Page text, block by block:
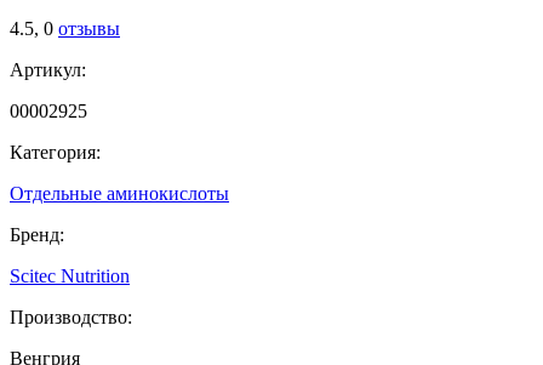
4.5, 0 отзывы
Артикул:
00002925
Категория:
Отдельные аминокислоты
Бренд:
Scitec Nutrition
Производство:
Венгрия